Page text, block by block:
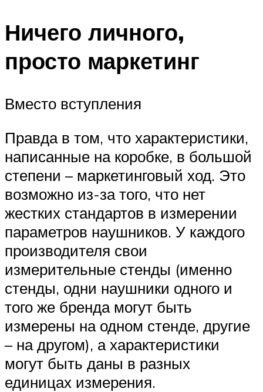
Ничего личного,
просто маркетинг
Вместо вступления
Правда в том, что характеристики,
написанные на коробке, в большой
степени – маркетинговый ход. Это
возможно из-за того, что нет
жестких стандартов в измерении
параметров наушников. У каждого
производителя свои
измерительные стенды (именно
стенды, одни наушники одного и
того же бренда могут быть
измерены на одном стенде, другие
– на другом), а характеристики
могут быть даны в разных
единицах измерения.